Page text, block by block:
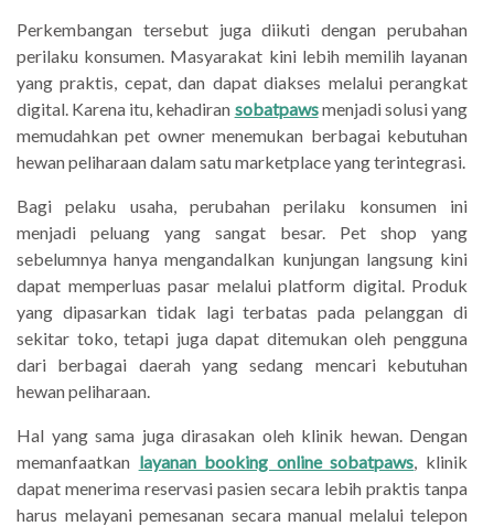
Perkembangan tersebut juga diikuti dengan perubahan
perilaku konsumen. Masyarakat kini lebih memilih layanan
yang praktis, cepat, dan dapat diakses melalui perangkat
digital. Karena itu, kehadiran sobatpawsmenjadi solusi yang
memudahkan pet owner menemukan berbagai kebutuhan
hewan peliharaan dalam satu marketplace yang terintegrasi.
Bagi pelaku usaha, perubahan perilaku konsumen ini
menjadi peluang yang sangat besar. Pet shop yang
sebelumnya hanya mengandalkan kunjungan langsung kini
dapat memperluas pasar melalui platform digital. Produk
yang dipasarkan tidak lagi terbatas pada pelanggan di
sekitar toko, tetapi juga dapat ditemukan oleh pengguna
dari berbagai daerah yang sedang mencari kebutuhan
hewan peliharaan.
Hal yang sama juga dirasakan oleh klinik hewan. Dengan
memanfaatkan layanan booking online sobatpaws, klinik
dapat menerima reservasi pasien secara lebih praktis tanpa
harus melayani pemesanan secara manual melalui telepon